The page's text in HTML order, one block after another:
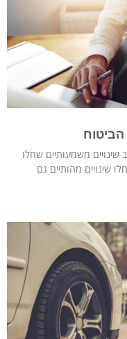
שינויים משמעותיים שחלו
שינויים מהותיים גם